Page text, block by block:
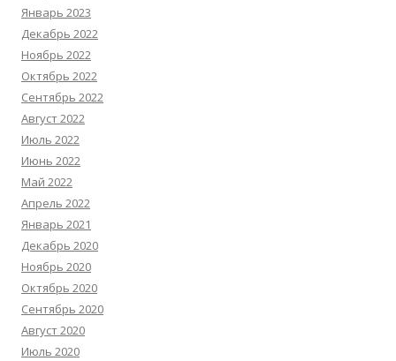
Январь 2023
Декабрь 2022
Ноябрь 2022
Октябрь 2022
Сентябрь 2022
Август 2022
Июль 2022
Июнь 2022
Май 2022
Апрель 2022
Январь 2021
Декабрь 2020
Ноябрь 2020
Октябрь 2020
Сентябрь 2020
Август 2020
Июль 2020